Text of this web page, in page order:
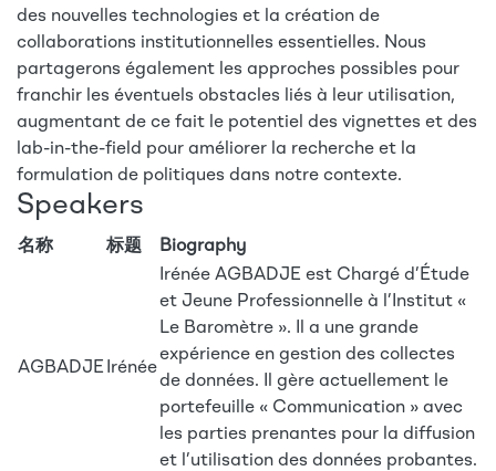
des nouvelles technologies et la création de
collaborations institutionnelles essentielles. Nous
partagerons également les approches possibles pour
franchir les éventuels obstacles liés à leur utilisation,
augmentant de ce fait le potentiel des vignettes et des
lab-in-the-field pour améliorer la recherche et la
formulation de politiques dans notre contexte.
Speakers
名称 标题 Biography
AGBADJE Irénée
Irénée AGBADJE est Chargé d’Étude
et Jeune Professionnelle à l’Institut «
Le Baromètre ». Il a une grande
expérience en gestion des collectes
de données. Il gère actuellement le
portefeuille « Communication » avec
les parties prenantes pour la diffusion
et l’utilisation des données probantes.